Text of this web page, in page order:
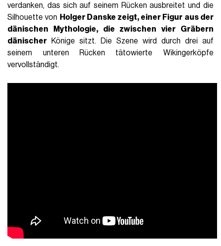
verdanken, das sich auf seinem Rücken ausbreitet und die
Silhouette von Holger Danske zeigt, einer Figur aus der
dänischen Mythologie, die zwischen vier Gräbern
dänischer Könige sitzt. Die Szene wird durch drei auf
seinem unteren Rücken tätowierte Wikingerköpfe
vervollständigt.